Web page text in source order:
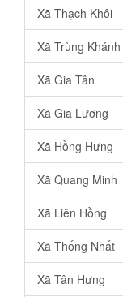
Xã Thạch Khôi
Xã Trùng Khánh
Xã Gia Tân
Xã Gia Lương
Xã Hồng Hưng
Xã Quang Minh
Xã Liên Hồng
Xã Thống Nhất
Xã Tân Hưng